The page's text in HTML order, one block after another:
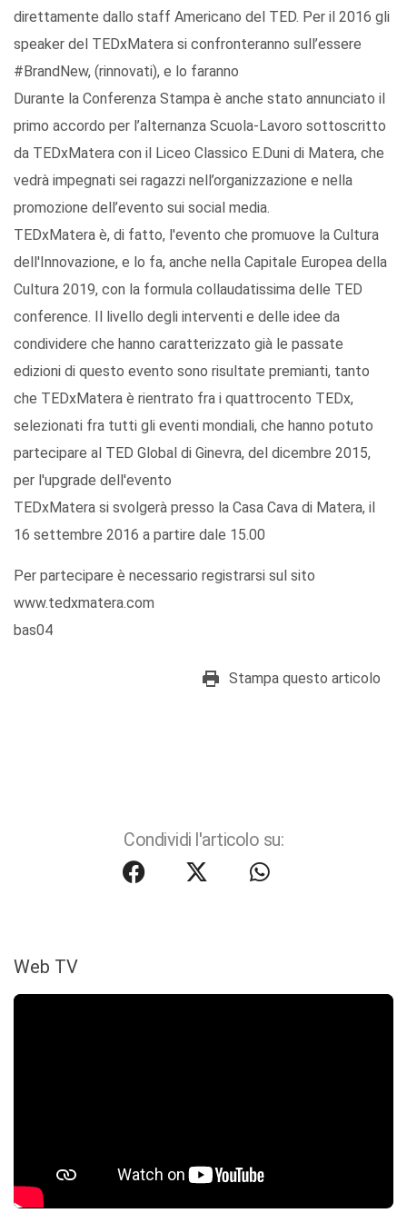
direttamente dallo staff Americano del TED. Per il 2016 gli
speaker del TEDxMatera si confronteranno sull’essere
#BrandNew, (rinnovati), e lo faranno
Durante la Conferenza Stampa è anche stato annunciato il
primo accordo per l’alternanza Scuola-Lavoro sottoscritto
da TEDxMatera con il Liceo Classico E.Duni di Matera, che
vedrà impegnati sei ragazzi nell’organizzazione e nella
promozione dell’evento sui social media.
TEDxMatera è, di fatto, l'evento che promuove la Cultura
dell'Innovazione, e lo fa, anche nella Capitale Europea della
Cultura 2019, con la formula collaudatissima delle TED
conference. Il livello degli interventi e delle idee da
condividere che hanno caratterizzato già le passate
edizioni di questo evento sono risultate premianti, tanto
che TEDxMatera è rientrato fra i quattrocento TEDx,
selezionati fra tutti gli eventi mondiali, che hanno potuto
partecipare al TED Global di Ginevra, del dicembre 2015,
per l'upgrade dell'evento
TEDxMatera si svolgerà presso la Casa Cava di Matera, il
16 settembre 2016 a partire dale 15.00
Per partecipare è necessario registrarsi sul sito
www.tedxmatera.com
bas04
Stampa questo articolo
Condividi l'articolo su:
Web TV